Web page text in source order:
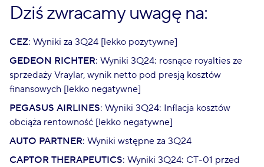
Dziś zwracamy uwagę na:
CEZ: Wyniki za 3Q24 [lekko pozytywne]
GEDEON RICHTER: Wyniki 3Q24: rosnące royalties ze
sprzedaży Vraylar, wynik netto pod presją kosztów
finansowych [lekko negatywne]
PEGASUS AIRLINES: Wyniki 3Q24: Inflacja kosztów
obciąża rentowność [lekko negatywne]
AUTO PARTNER: Wyniki wstępne za 3Q24
CAPTOR THERAPEUTICS: Wyniki 3Q24: CT-01 przed